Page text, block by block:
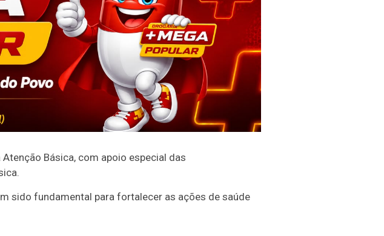
Básica, com apoio especial das
sido fundamental para fortalecer as ações de saúde